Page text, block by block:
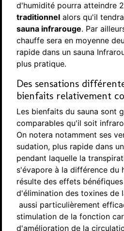
d'humidité pourra atteindre
traditionnel alors qu'il
sauna infrarouge. Par
chauffe sera en moyenne
rapide dans un sauna
plus pratique.
Des sensations
bienfaits relativement
Les bienfaits du sauna sont
comparables qu'il soit
On notera notamment ses
sudation, plus rapide dans
pendant laquelle la
s'évapore à la différence du
résulte des effets
d'élimination des toxines de
aussi particulièrement
stimulation de la fonction
d'amélioration de la